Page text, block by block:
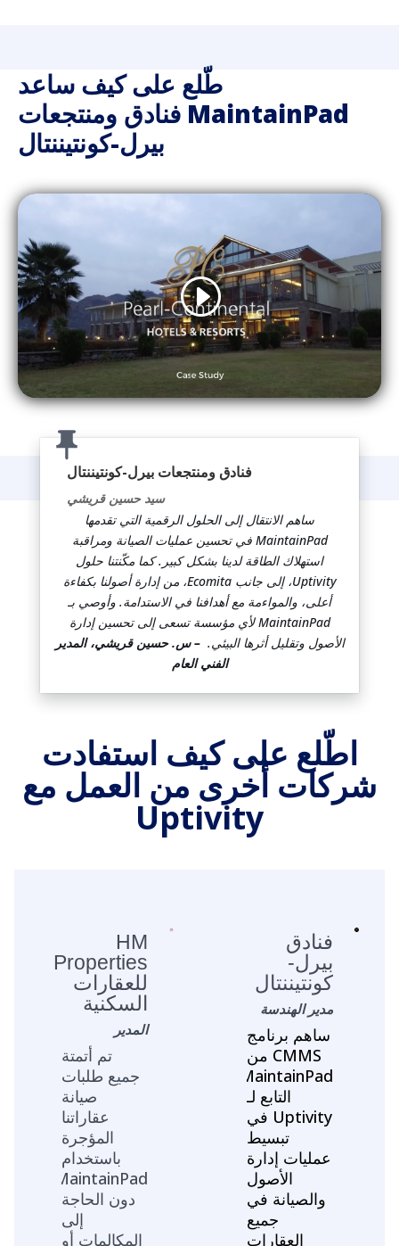
طّلع على كيف ساعد
MaintainPad فنادق ومنتجعات
بيرل-كونتيننتال
فنادق ومنتجعات بيرل-كونتيننتال
سيد حسين قريشي
ساهم الانتقال إلى الحلول الرقمية التي تقدمها
MaintainPad في تحسين عمليات الصيانة ومراقبة
استهلاك الطاقة لدينا بشكل كبير. كما مكّنتنا حلول
Uptivity، إلى جانب Ecomita، من إدارة أصولنا بكفاءة
أعلى، والمواءمة مع أهدافنا في الاستدامة. وأوصي بـ
MaintainPad لأي مؤسسة تسعى إلى تحسين إدارة
الأصول وتقليل أثرها البيئي.– س. حسين قريشي، المدير
الفني العام
اطّلع على كيف استفادت
شركات أخرى من العمل مع
Uptivity
فنادق
بيرل-
كونتيننتال
مدير الهندسة
ساهم برنامج
CMMS من
MaintainPad
التابع لـ
Uptivity في
تبسيط
عمليات إدارة
الأصول
والصيانة في
جميع
العقارات
HM
Properties
للعقارات
السكنية
المدير
تم أتمتة
جميع طلبات
صيانة
عقاراتنا
المؤجرة
باستخدام
دون الحاجة
إلى
المكالمات أو